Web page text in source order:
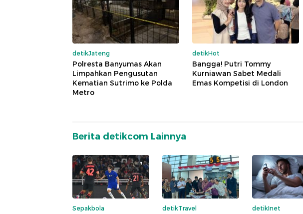
detikJateng
Polresta Banyumas Akan
Limpahkan Pengusutan
Kematian Sutrimo ke Polda
Metro
detikHot
Bangga! Putri Tommy
Kurniawan Sabet Medali
Emas Kompetisi di London
Berita detikcom Lainnya
Sepakbola detikTravel detikInet